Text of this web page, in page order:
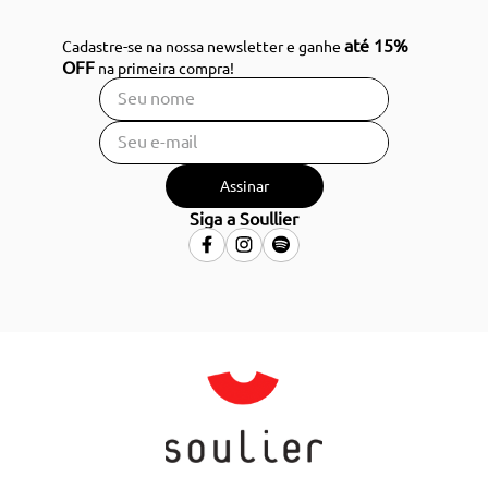
Cadastre-se na nossa newsletter e ganheaté 15%
OFF na primeira compra!
Assinar
Siga a Soullier